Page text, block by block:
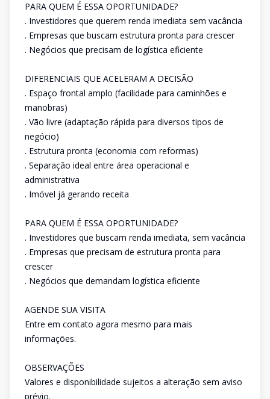
PARA QUEM É ESSA OPORTUNIDADE?
. Investidores que querem renda imediata sem vacância
. Empresas que buscam estrutura pronta para crescer
. Negócios que precisam de logística eficiente
DIFERENCIAIS QUE ACELERAM A DECISÃO
. Espaço frontal amplo (facilidade para caminhões e
manobras)
. Vão livre (adaptação rápida para diversos tipos de
negócio)
. Estrutura pronta (economia com reformas)
. Separação ideal entre área operacional e
administrativa
. Imóvel já gerando receita
PARA QUEM É ESSA OPORTUNIDADE?
. Investidores que buscam renda imediata, sem vacância
. Empresas que precisam de estrutura pronta para
crescer
. Negócios que demandam logística eficiente
AGENDE SUA VISITA
Entre em contato agora mesmo para mais
informações.
OBSERVAÇÕES
Valores e disponibilidade sujeitos a alteração sem aviso
prévio.